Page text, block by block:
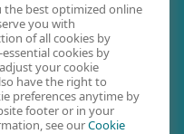
ESET forums
the best optimized online
you with
of all cookies by
cookies by
your cookie
have the right to
preferences anytime by
footer or in your
see ourCookie